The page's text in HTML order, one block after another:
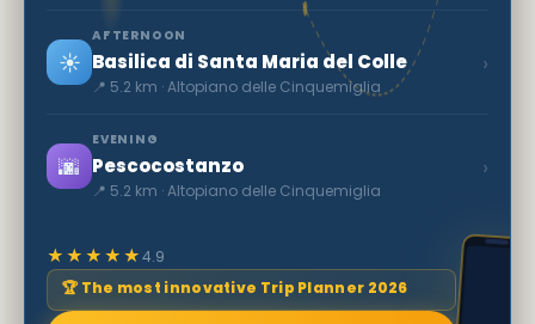
☀️
AFTERNOON
Basilica di Santa Maria del Colle
📍 5.2 km · Altopiano delle Cinquemiglia
›
🌆
EVENING
Pescocostanzo
📍 5.2 km · Altopiano delle Cinquemiglia
›
★★★★★4.9
🏆 The most innovative Trip Planner 2026